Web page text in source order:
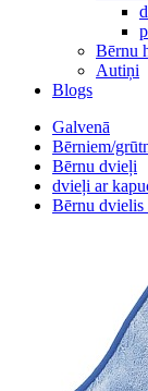
Bērnu
Autiņi
Blogs
Galvenā
Bērniem/
Bērnu dvieļi
dvieļi ar
Bērnu